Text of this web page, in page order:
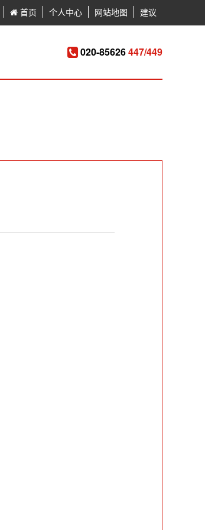
首页 个人中心 网站地图 建议
020-85626447/449